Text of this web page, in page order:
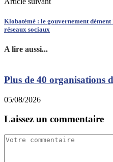
Klobatémé : le gouvernement
réseaux sociaux
A lire aussi...
Plus de 40 organisations
05/08/2026
Laissez un commentaire